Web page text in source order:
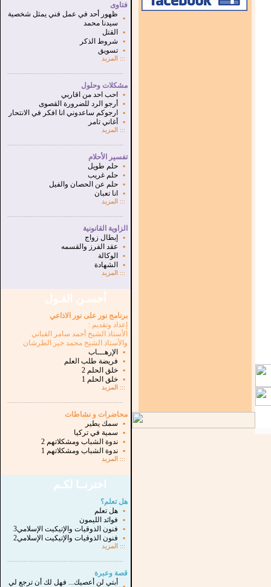
فتاوى
▪
ظهور أحد في عمل فني يمثل شخصية
سيدنا محمد
▪
القتل
▪
شروط الذكر
▪
تسويق
:::
المزيد
مشكلات وحلول
▪
احب احد من اقاربي
▪
أرجو الرد للضرورة القصوى
▪
ارجوكم ساعدوني انا افكر في الانتحار
▪
أغاني تامر
:::
المزيد
تفسير الأحلام
▪
حلم طويل
▪
حلم غريب
▪
حلم عن الحصان والفيل
▪
انا تعبان
:::
المزيد
الزاوية القانونية
▪
إبطال زواج
▪
عقد الفرز والقسمه
▪
الوكالة
▪
الشهادة
::: المزيد
أحسـن القـول
برنامج نور على نور الاذاعي
إعداد وتقديم :
الأستاذ الشيخ أحمد سامر القباني
والأستاذ الشيخ محمد خير الطرشان
▪
الإرهـــاب
▪
فريضة طلب العلم
▪
خلق الحلم 2
▪
خلق الحلم 1
:::
المزيد
محاضرات و نشاطات
▪
سمك يطير
▪
سمية في تركيا
▪
ندوة الشباب ومشكلاتهم 2
▪
ندوة الشباب ومشكلاتهم 1
::: المزيد
اخترنــا لكـم
هل تعلم؟
▪
هل تعلم
▪
فوائد الليمون
▪
فنون الذوقيات والإتيكيت الإسلامي3
▪
فنون الذوقيات والإتيكيت الإسلامي2
:::
المزيد
قصة وعبرة
أبتي لن أعصيك... فهل لك أن ترجع لي